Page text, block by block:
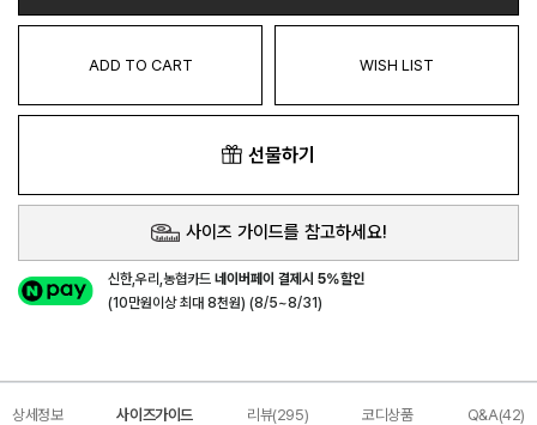
ADD TO CART WISH LIST
선물하기
사이즈 가이드를 참고하세요!
신한,우리,농협카드네이버페이 결제시 5%할인
(10만원이상 최대 8천원) (8/5~8/31)
상세정보 사이즈가이드 리뷰(295) 코디상품 Q&A(42)